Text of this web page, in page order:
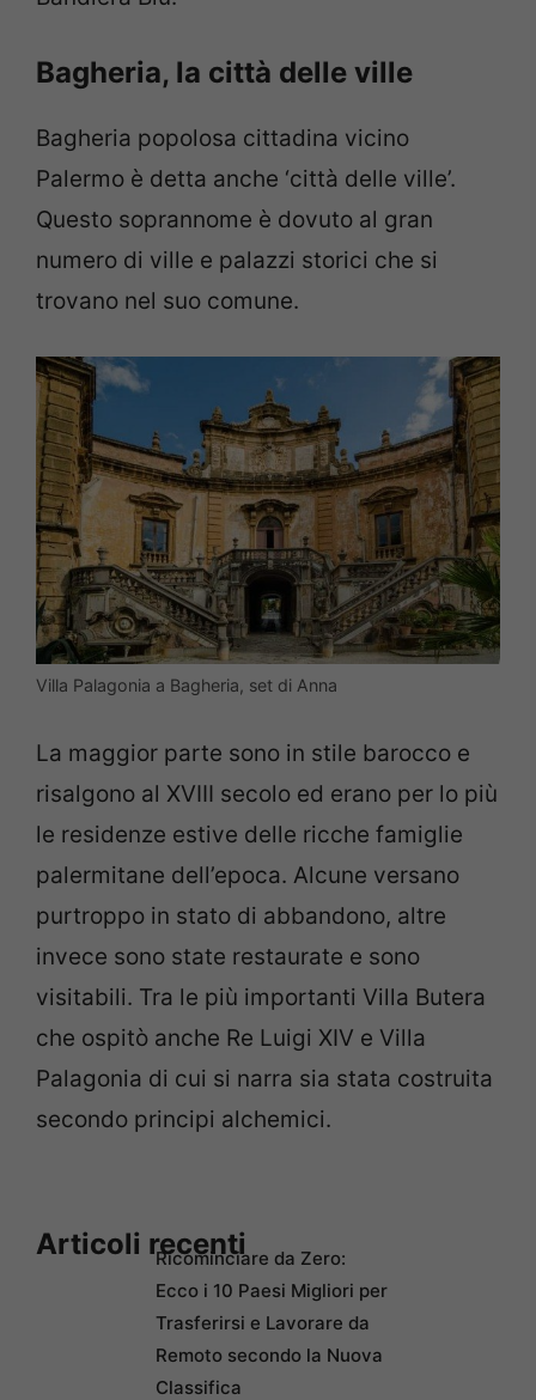
Bagheria, la città delle ville
Bagheria popolosa cittadina vicino
Palermo è detta anche ‘città delle ville’.
Questo soprannome è dovuto al gran
numero di ville e palazzi storici che si
trovano nel suo comune.
Villa Palagonia a Bagheria, set di Anna
La maggior parte sono in stile barocco e
risalgono al XVIII secolo ed erano per lo più
le residenze estive delle ricche famiglie
palermitane dell’epoca. Alcune versano
purtroppo in stato di abbandono, altre
invece sono state restaurate e sono
visitabili. Tra le più importanti Villa Butera
che ospitò anche Re Luigi XIV e Villa
Palagonia di cui si narra sia stata costruita
secondo principi alchemici.
Articoli recentiRicominciare da Zero:
Ecco i 10 Paesi Migliori per
Trasferirsi e Lavorare da
Remoto secondo la Nuova
Classifica